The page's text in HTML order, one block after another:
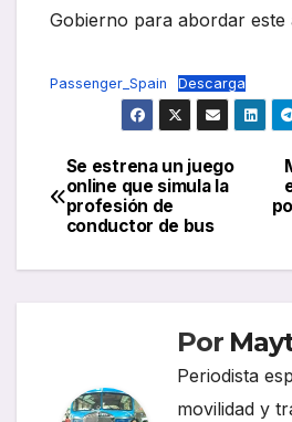
Gobierno para abordar este
Passenger_Spain Descarga
Navegación
de
entradas
Se estrena un juego
online que simula la
profesión de
conductor de bus
Por
Periodista
movilidad y